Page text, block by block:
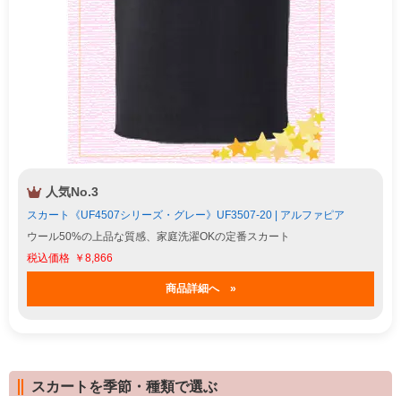
人気No.3
スカート《UF4507シリーズ・グレー》UF3507-20 | アルファピア
ウール50%の上品な質感、家庭洗濯OKの定番スカート
￥8,866
商品詳細へ »
スカートを季節・種類で選ぶ